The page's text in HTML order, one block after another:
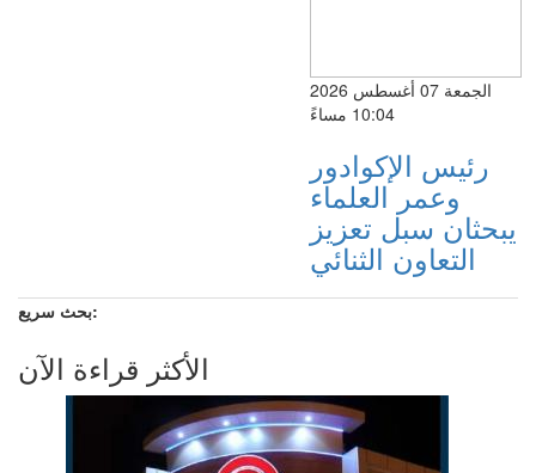
الجمعة 07 أغسطس 2026
10:04 مساءً
رئيس الإكوادور
وعمر العلماء
يبحثان سبل تعزيز
التعاون الثنائي
بحث سريع:
الأكثر قراءة الآن